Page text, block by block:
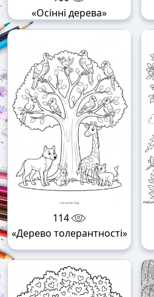
«Осінні дерева»
114
«Дерево толерантності»